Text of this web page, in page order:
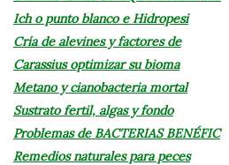
Ich o punto blanco e Hidropesi
Cría de alevines y factores de
Carassius optimizar su bioma
Metano y cianobacteria mortal
Sustrato fertil, algas y fondo
Problemas de BACTERIAS BENÉFIC
Remedios naturales para peces